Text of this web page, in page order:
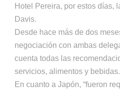
Hotel Pereira, por estos días,
Davis.
Desde hace más de dos
negociación con ambas
cuenta todas las
servicios, alimentos y bebidas.
En cuanto a Japón, “fueron